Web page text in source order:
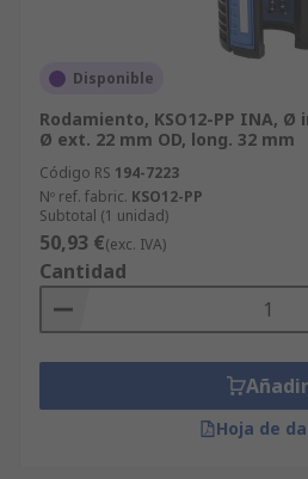
Disponible
Rodamiento, KSO12-PP INA,
Ø ext. 22 mm OD, long. 32 mm
Código RS 194-7223
Nº ref. fabric. KSO12-PP
Subtotal (1 unidad)
50,93 €(exc. IVA)
Cantidad
Añadir
Hoja de